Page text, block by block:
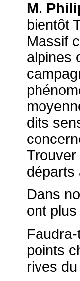
M.
bientôt
Massif
alpines
dits
Trouver
départs
Dans
ont
points
rives